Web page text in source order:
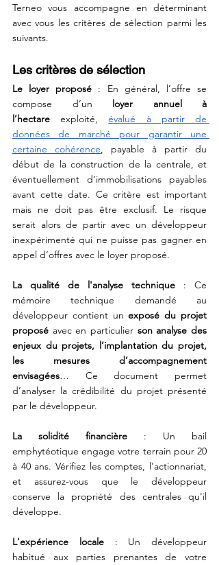
Terneo vous accompagne en déterminant
avec vous les critères de sélection parmi les
suivants.
Les critères de sélection
Le loyer proposé : En général, l’offre se
compose d’un loyer annuel à
l’hectare exploité, évalué à partir de
données de marché pour garantir une
certaine cohérence, payable à partir du
début de la construction de la centrale, et
éventuellement d’immobilisations payables
avant cette date. Ce critère est important
mais ne doit pas être exclusif. Le risque
serait alors de partir avec un développeur
inexpérimenté qui ne puisse pas gagner en
appel d’offres avec le loyer proposé.
La qualité de l'analyse technique : Ce
mémoire technique demandé au
développeur contient un exposé du projet
proposé avec en particulier son analyse des
enjeux du projets, l’implantation du projet,
les mesures d’accompagnement
envisagées… Ce document permet
d’analyser la crédibilité du projet présenté
par le développeur.
La solidité financière : Un bail
emphytéotique engage votre terrain pour 20
à 40 ans. Vérifiez les comptes, l'actionnariat,
et assurez-vous que le développeur
conserve la propriété des centrales qu'il
développe.
L'expérience locale : Un développeur
habitué aux parties prenantes de votre